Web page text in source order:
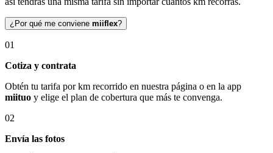
¿Por qué me conviene miiflex?
01
Cotiza y contrata
Obtén tu tarifa por km recorrido en nuestra página o en la app
miituo y elige el plan de cobertura que más te convenga.
02
Envía las fotos